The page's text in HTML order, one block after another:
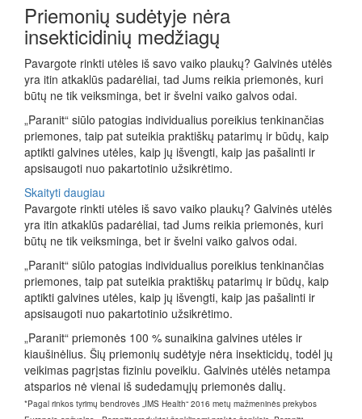
Priemonių sudėtyje nėra
insekticidinių medžiagų
Pavargote rinkti utėles iš savo vaiko plaukų? Galvinės utėlės
yra itin atkaklūs padarėliai, tad Jums reikia priemonės, kuri
būtų ne tik veiksminga, bet ir švelni vaiko galvos odai.
„Paranit“ siūlo patogias individualius poreikius tenkinančias
priemones, taip pat suteikia praktiškų patarimų ir būdų, kaip
aptikti galvines utėles, kaip jų išvengti, kaip jas pašalinti ir
apsisaugoti nuo pakartotinio užsikrėtimo.
Skaityti daugiau
Pavargote rinkti utėles iš savo vaiko plaukų? Galvinės utėlės
yra itin atkaklūs padarėliai, tad Jums reikia priemonės, kuri
būtų ne tik veiksminga, bet ir švelni vaiko galvos odai.
„Paranit“ siūlo patogias individualius poreikius tenkinančias
priemones, taip pat suteikia praktiškų patarimų ir būdų, kaip
aptikti galvines utėles, kaip jų išvengti, kaip jas pašalinti ir
apsisaugoti nuo pakartotinio užsikrėtimo.
„Paranit“ priemonės 100 % sunaikina galvines utėles ir
kiaušinėlius. Šių priemonių sudėtyje nėra insekticidų, todėl jų
veikimas pagrįstas fiziniu poveikiu. Galvinės utėlės netampa
atsparios nė vienai iš sudedamųjų priemonės dalių.
*Pagal rinkos tyrimų bendrovės „IMS Health“ 2016 metų mažmeninės prekybos